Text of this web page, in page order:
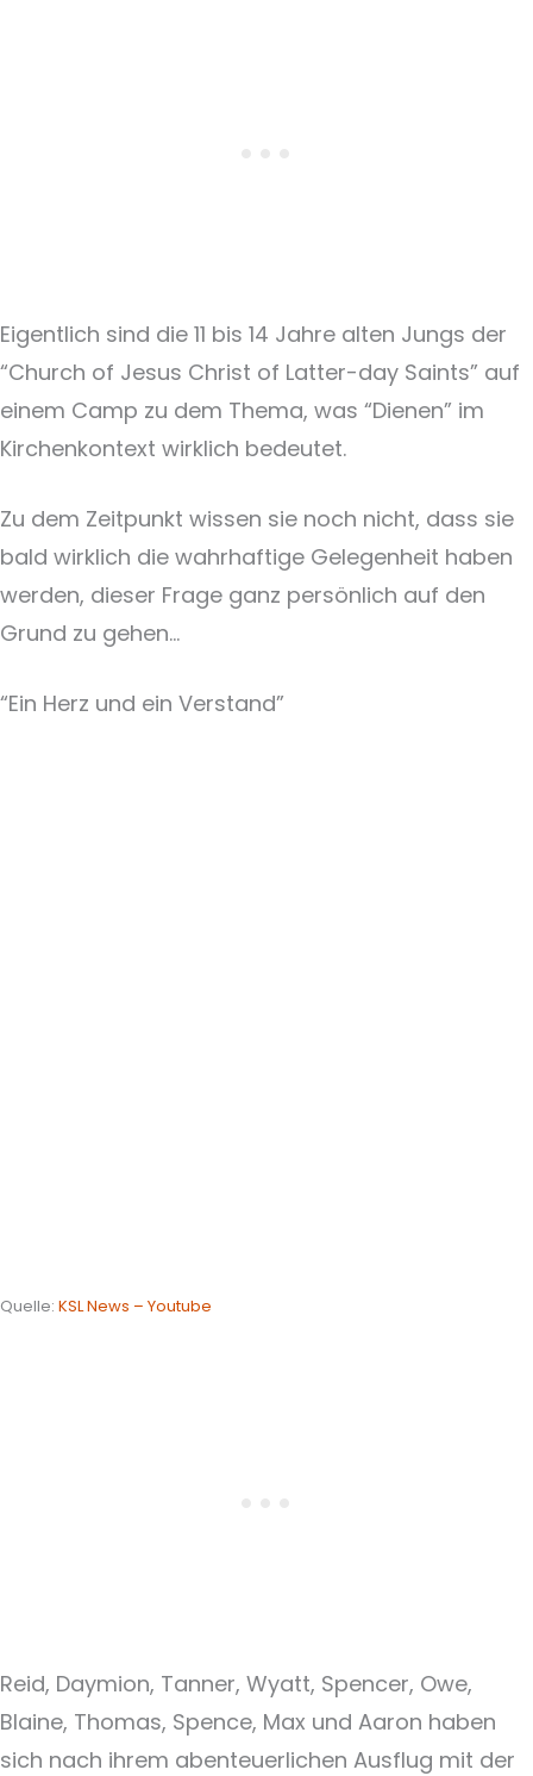
Eigentlich sind die 11 bis 14 Jahre alten Jungs der
“Church of Jesus Christ of Latter-day Saints” auf
einem Camp zu dem Thema, was “Dienen” im
Kirchenkontext wirklich bedeutet.
Zu dem Zeitpunkt wissen sie noch nicht, dass sie
bald wirklich die wahrhaftige Gelegenheit haben
werden, dieser Frage ganz persönlich auf den
Grund zu gehen…
“Ein Herz und ein Verstand”
Quelle: KSL News – Youtube
Reid, Daymion, Tanner, Wyatt, Spencer, Owe,
Blaine, Thomas, Spence, Max und Aaron haben
sich nach ihrem abenteuerlichen Ausflug mit der